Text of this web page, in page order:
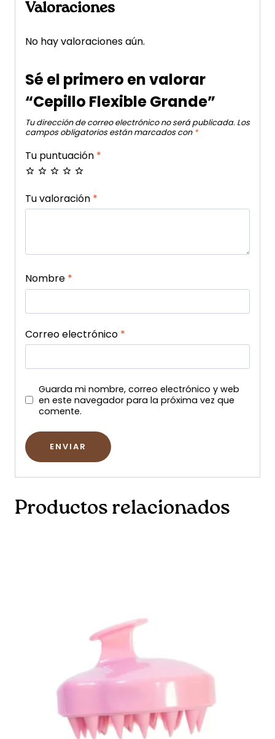
Valoraciones
No hay valoraciones aún.
Sé el primero en valorar
“Cepillo Flexible Grande”
Tu dirección de correo electrónico no será publicada. Los
campos obligatorios están marcados con *
Tu puntuación *
Tu valoración *
Nombre *
Correo electrónico *
Guarda mi nombre, correo electrónico y web
en este navegador para la próxima vez que
comente.
Productos relacionados